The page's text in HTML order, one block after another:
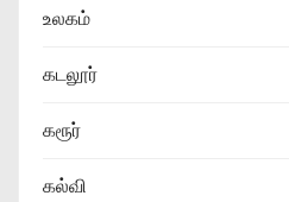
உலகம்
கடலூர்
கரூர்
கல்வி